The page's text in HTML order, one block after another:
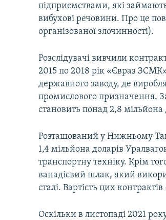
підприємствами, які
вибухові речовини. Про це
організованої злочинності).
Розслідувачі вивчили
2015 по 2018 рік «Євраз
державного заводу, де
промислового призначення.
становить понад 2,8 мільйона
Розташований у Нижньому
1,4 мільйона доларів
транспортну техніку. Крім
ванадієвий шлак, який
сталі. Вартість цих
Оскільки в листопаді 2021